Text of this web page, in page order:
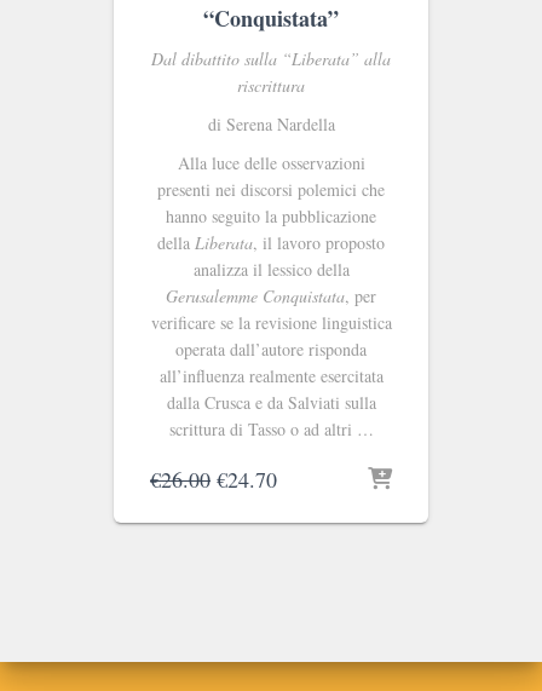
“Conquistata”
Dal dibattito sulla “Liberata” alla
riscrittura
di Serena Nardella
Alla luce delle osservazioni
presenti nei discorsi polemici che
hanno seguito la pubblicazione
della Liberata, il lavoro proposto
analizza il lessico della
Gerusalemme Conquistata, per
verificare se la revisione linguistica
operata dall’autore risponda
all’influenza realmente esercitata
dalla Crusca e da Salviati sulla
scrittura di Tasso o ad altri …
€26.00 Il
originale
€24.70Il
attuale